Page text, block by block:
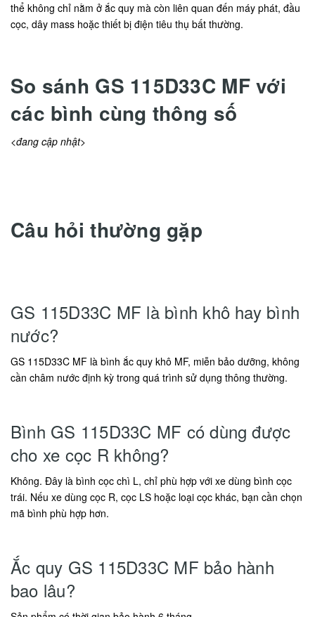
thể không chỉ nằm ở ắc quy mà còn liên quan đến máy phát, đầu
cọc, dây mass hoặc thiết bị điện tiêu thụ bất thường.
So sánh GS 115D33C MF với
các bình cùng thông số
<đang cập nhật>
Câu hỏi thường gặp
GS 115D33C MF là bình khô hay bình
nước?
GS 115D33C MF là bình ắc quy khô MF, miễn bảo dưỡng, không
cần châm nước định kỳ trong quá trình sử dụng thông thường.
Bình GS 115D33C MF có dùng được
cho xe cọc R không?
Không. Đây là bình cọc chì L, chỉ phù hợp với xe dùng bình cọc
trái. Nếu xe dùng cọc R, cọc LS hoặc loại cọc khác, bạn cần chọn
mã bình phù hợp hơn.
Ắc quy GS 115D33C MF bảo hành
bao lâu?